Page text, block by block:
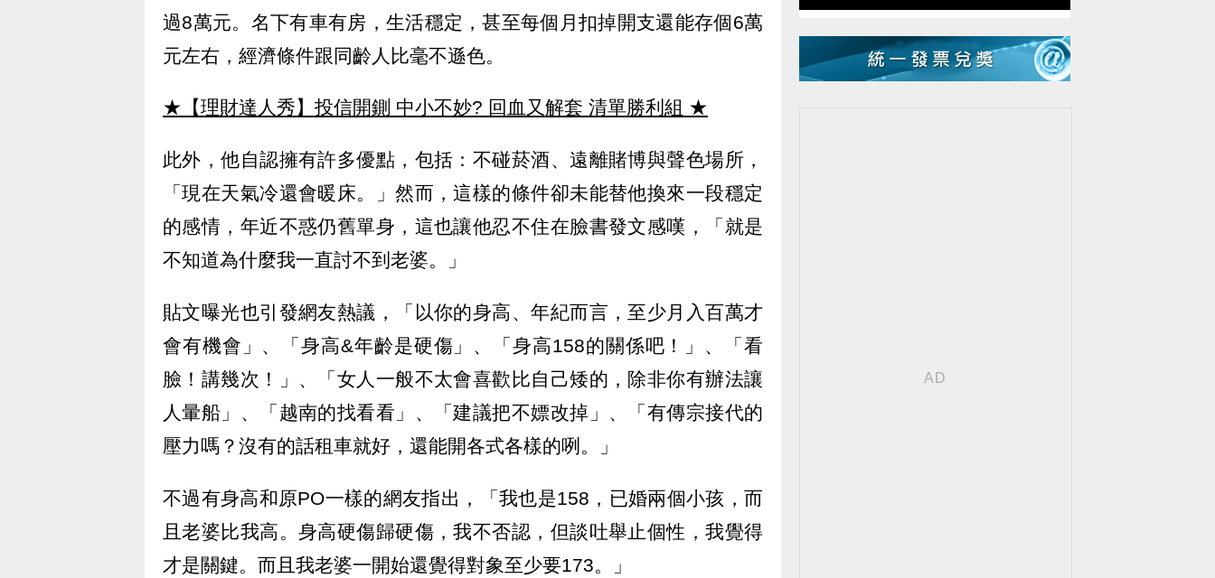
過8萬元。名下有車有房，生活穩定，甚至每個月扣掉開支還能存個6萬
元左右，經濟條件跟同齡人比毫不遜色。
★【理財達人秀】投信開鍘 中小不妙? 回血又解套 清單勝利組 ★
此外，他自認擁有許多優點，包括：不碰菸酒、遠離賭博與聲色場所，
「現在天氣冷還會暖床。」然而，這樣的條件卻未能替他換來一段穩定
的感情，年近不惑仍舊單身，這也讓他忍不住在臉書發文感嘆，「就是
不知道為什麼我一直討不到老婆。」
貼文曝光也引發網友熱議，「以你的身高、年紀而言，至少月入百萬才
會有機會」、「身高&年齡是硬傷」、「身高158的關係吧！」、「看
臉！講幾次！」、「女人一般不太會喜歡比自己矮的，除非你有辦法讓
人暈船」、「越南的找看看」、「建議把不嫖改掉」、「有傳宗接代的
壓力嗎？沒有的話租車就好，還能開各式各樣的咧。」
不過有身高和原PO一樣的網友指出，「我也是158，已婚兩個小孩，而
且老婆比我高。身高硬傷歸硬傷，我不否認，但談吐舉止個性，我覺得
才是關鍵。而且我老婆一開始還覺得對象至少要173。」